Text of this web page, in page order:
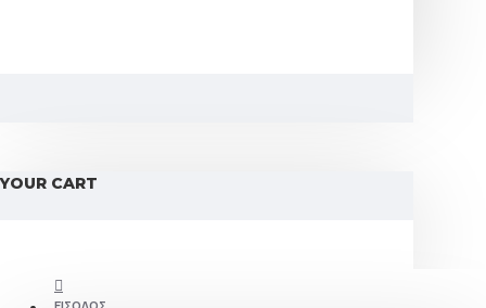
YOUR CART